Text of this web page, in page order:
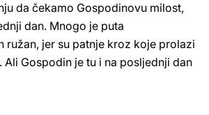
da čekamo Gospodinovu milost,
dan. Mnogo je puta
ružan, jer su patnje kroz koje prolazi
Ali Gospodin je tu i na posljednji dan